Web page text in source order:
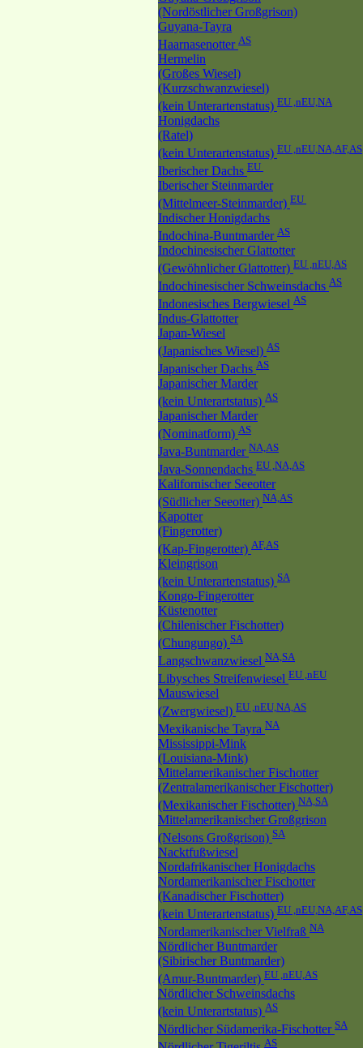
(Nordöstlicher Großgrison)
Guyana-Tayra
Haarnasenotter AS
Hermelin
(Großes Wiesel)
(Kurzschwanzwiesel)
(kein Unterartenstatus) EU ,nEU,NA
Honigdachs
(Ratel)
(kein Unterartenstatus) EU ,nEU,NA,AF,AS
Iberischer Dachs EU
Iberischer Steinmarder
(Mittelmeer-Steinmarder) EU
Indischer Honigdachs
Indochina-Buntmarder AS
Indochinesischer Glattotter
(Gewöhnlicher Glattotter) EU ,nEU,AS
Indochinesischer Schweinsdachs AS
Indonesisches Bergwiesel AS
Indus-Glattotter
Japan-Wiesel
(Japanisches Wiesel) AS
Japanischer Dachs AS
Japanischer Marder
(kein Unterartstatus) AS
Japanischer Marder
(Nominatform) AS
Java-Buntmarder NA,AS
Java-Sonnendachs EU ,NA,AS
Kalifornischer Seeotter
(Südlicher Seeotter) NA,AS
Kapotter
(Fingerotter)
(Kap-Fingerotter) AF,AS
Kleingrison
(kein Unterartenstatus) SA
Kongo-Fingerotter
Küstenotter
(Chilenischer Fischotter)
(Chungungo) SA
Langschwanzwiesel NA,SA
Libysches Streifenwiesel EU ,nEU
Mauswiesel
(Zwergwiesel) EU ,nEU,NA,AS
Mexikanische Tayra NA
Mississippi-Mink
(Louisiana-Mink)
Mittelamerikanischer Fischotter
(Zentralamerikanischer Fischotter)
(Mexikanischer Fischotter) NA,SA
Mittelamerikanischer Großgrison
(Nelsons Großgrison) SA
Nacktfußwiesel
Nordafrikanischer Honigdachs
Nordamerikanischer Fischotter
(Kanadischer Fischotter)
(kein Unterartenstatus) EU ,nEU,NA,AF,AS
Nordamerikanischer Vielfraß NA
Nördlicher Buntmarder
(Sibirischer Buntmarder)
(Amur-Buntmarder) EU ,nEU,AS
Nördlicher Schweinsdachs
(kein Unterartstatus) AS
Nördlicher Südamerika-Fischotter SA
AS